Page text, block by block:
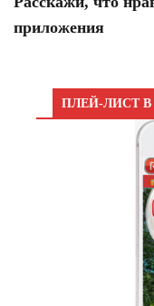
приложения
ПЛЕЙ-ЛИСТ